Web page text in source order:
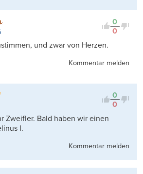
0
0
und zwar von Herzen.
Kommentar melden
0
0
Zweifler. Bald haben wir einen
I.
Kommentar melden